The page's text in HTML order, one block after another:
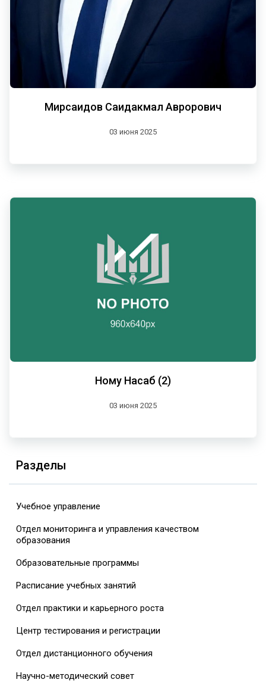
Мирсаидов Саидакмал Аврорович
03 июня 2025
Ному Насаб (2)
03 июня 2025
Разделы
Учебное управление
Отдел мониторинга и управления качеством
образования
Образовательные программы
Расписание учебных занятий
Отдел практики и карьерного роста
Центр тестирования и регистрации
Отдел дистанционного обучения
Научно-методический совет